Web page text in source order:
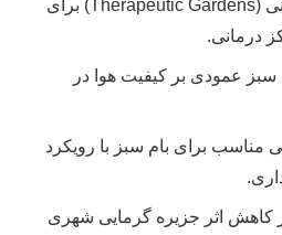
طراحی باغ‌های درمانی (Therapeutic Gardens) برای
درمانی.
سبز عمودی بر کیفیت هوا در
مناسب برای بام سبز با رویکرد
کاهش اثر جزیره گرمایی شهری